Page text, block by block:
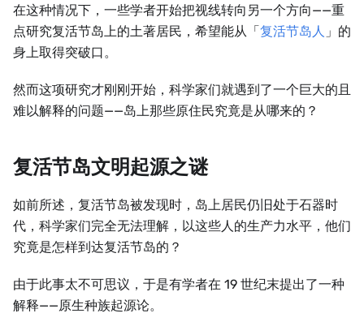
在这种情况下，一些学者开始把视线转向另一个方向——重
点研究复活节岛上的土著居民，希望能从「 复活节岛人 」的
身上取得突破口。
然而这项研究才刚刚开始，科学家们就遇到了一个巨大的且
难以解释的问题——岛上那些原住民究竟是从哪来的？
复活节岛文明起源之谜
如前所述，复活节岛被发现时，岛上居民仍旧处于石器时
代，科学家们完全无法理解，以这些人的生产力水平，他们
究竟是怎样到达复活节岛的？
由于此事太不可思议，于是有学者在 19 世纪末提出了一种
解释——原生种族起源论。